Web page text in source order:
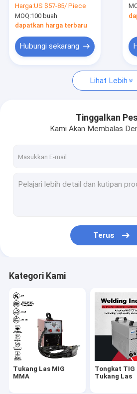
Kontrol kualitas
Hubungi kami
Permintaan Penawaran
Tongkat TIG MMA Tukang Las
Penggunaan Industri ARC MMA
Tukang Las ARC Mini
Suku Cadang Obor
Helm Pengelasan Self Darkening
Tukang las laser serat
mesin pemotong cnc
Las Inverter DC
Tugas Berat
Harga:US $57-85/ Piece
MOQ:100 buah
dapatkan harga terbaru
Hubungi sekarang
Lihat Lebih
Tinggalkan
Kami Akan Membalas
Terus
Kategori Kami
Tukang Las MIG
MMA
Tongkat TIG
Tukang Las